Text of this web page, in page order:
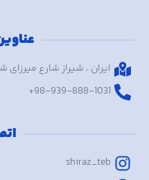
اتصل بنا الآن
عرض سعر وكافة
ایران ، شیراز شارع
98-939-888-1031+
shiraz_teb